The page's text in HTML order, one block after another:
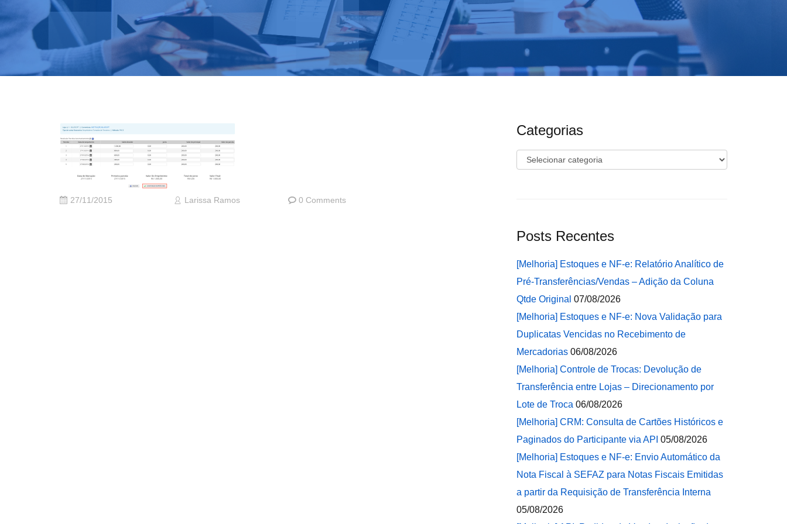
27/11/2015 Larissa Ramos 0 Comments
Categorias
Categorias
Posts Recentes
[Melhoria] Estoques e NF-e: Relatório Analítico de
Pré-Transferências/Vendas – Adição da Coluna
Qtde Original 07/08/2026
[Melhoria] Estoques e NF-e: Nova Validação para
Duplicatas Vencidas no Recebimento de
Mercadorias 06/08/2026
[Melhoria] Controle de Trocas: Devolução de
Transferência entre Lojas – Direcionamento por
Lote de Troca 06/08/2026
[Melhoria] CRM: Consulta de Cartões Históricos e
Paginados do Participante via API 05/08/2026
[Melhoria] Estoques e NF-e: Envio Automático da
Nota Fiscal à SEFAZ para Notas Fiscais Emitidas
a partir da Requisição de Transferência Interna
05/08/2026